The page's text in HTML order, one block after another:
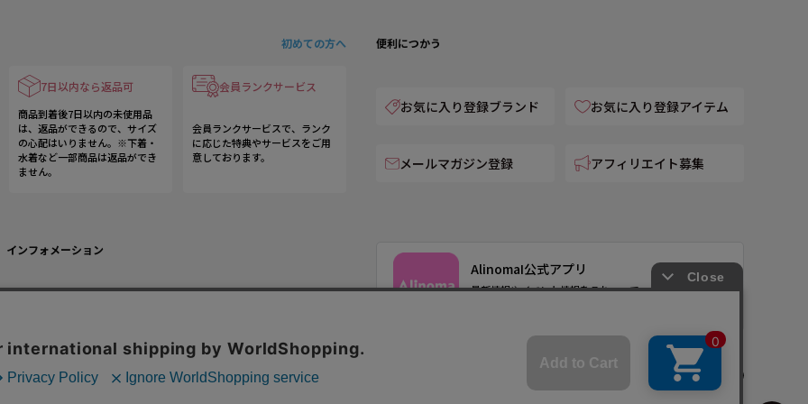
初めての方へ
7日以内なら返品可
商品到着後7日以内の未使用品
は、返品ができるので、サイズ
の心配はいりません。※下着・
水着など一部商品は返品ができ
ません。
会員ランクサービス
会員ランクサービスで、ランク
に応じた特典やサービスをご用
意しております。
便利につかう
お気に入り登録ブランド お気に入り登録アイテム
メールマガジン登録 アフィリエイト募集
インフォメーション
運営会社
ご利用規約
AlinomaI公式アプリ
最新情報やイベント情報をこれ一つで